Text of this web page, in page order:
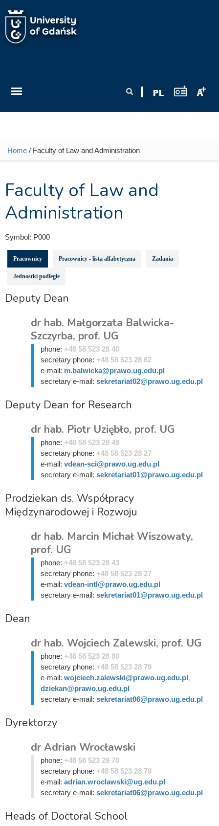
You are here
Home / Faculty of Law and Administration
Faculty of Law and
Administration
Symbol: P000
Pracownicy Pracownicy - lista alfabetyczna Zadania
Jednostki podległe
Deputy Dean
dr hab. Małgorzata Balwicka-
Szczyrba, prof. UG
phone: +48 58 523 28 40
secretary phone: +48 58 523 28 62
e-mail: m.balwicka@prawo.ug.edu.pl
secretary e-mail: sekretariat02@prawo.ug.edu.pl
Deputy Dean for Research
dr hab. Piotr Uziębło, prof. UG
phone: +48 58 523 28 49
secretary phone: +48 58 523 28 27
e-mail: vdean-sci@prawo.ug.edu.pl
secretary e-mail: sekretariat01@prawo.ug.edu.pl
Prodziekan ds. Współpracy
Międzynarodowej i Rozwoju
dr hab. Marcin Michał Wiszowaty,
prof. UG
phone: +48 58 523 28 43
secretary phone: +48 58 523 28 27
e-mail: vdean-intl@prawo.ug.edu.pl
secretary e-mail: sekretariat01@prawo.ug.edu.pl
Dean
dr hab. Wojciech Zalewski, prof. UG
phone: +48 58 523 28 80
secretary phone: +48 58 523 28 79
e-mail: wojciech.zalewski@prawo.ug.edu.pl,
dziekan@prawo.ug.edu.pl
secretary e-mail: sekretariat06@prawo.ug.edu.pl
Dyrektorzy
dr Adrian Wrocławski
phone: +48 58 523 29 70
secretary phone: +48 58 523 28 79
e-mail: adrian.wroclawski@ug.edu.pl
secretary e-mail: sekretariat06@prawo.ug.edu.pl
Heads of Doctoral School